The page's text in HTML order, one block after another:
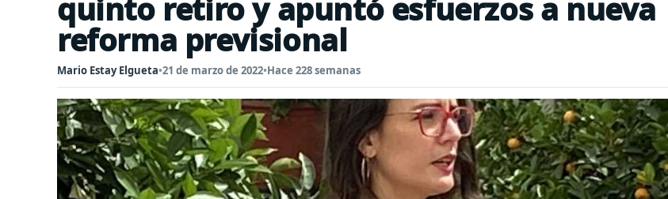
quinto retiro y apuntó esfuerzos a nueva
reforma previsional
Mario Estay Elgueta•21 de marzo de 2022•Hace 228 semanas